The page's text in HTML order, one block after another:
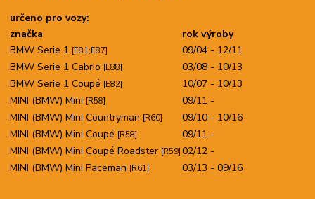
určeno pro vozy:
značka
rok výroby
BMW Serie 1 [E81;E87]
09/04 - 12/11
BMW Serie 1 Cabrio [E88]
03/08 - 10/13
BMW Serie 1 Coupé [E82]
10/07 - 10/13
MINI (BMW) Mini [R58]
09/11 -
MINI (BMW) Mini Countryman [R60]
09/10 - 10/16
MINI (BMW) Mini Coupé [R58]
09/11 -
MINI (BMW) Mini Coupé Roadster [R59] 02/12 -
MINI (BMW) Mini Paceman [R61] 03/13 - 09/16